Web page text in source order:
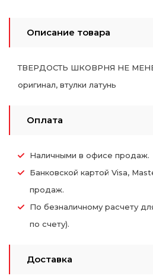
Описание товара
ТВЕРДОСТЬ ШКОВРНЯ НЕ
оригинал, втулки латунь
Оплата
Наличными в офисе продаж.
Банковской картой Visa,
продаж.
По безналичному расчету
по счету).
Доставка